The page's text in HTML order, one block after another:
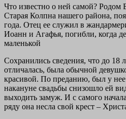
Что известно о ней самой? Родом
Старая Колпна нашего района,
года. Отец ее служил в
Иоанн и Агафья, погибли, когда
маленькой
Сохранились сведения, что до 18
отличалась, была обычной
красивой. По преданию, был у
накануне свадьбы снизошло ей
выходить замуж. И с самого
ряду она несла свой крест –